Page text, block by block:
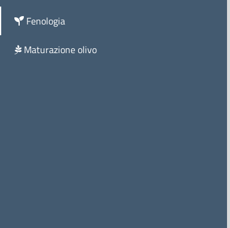
Fenologia
Maturazione olivo